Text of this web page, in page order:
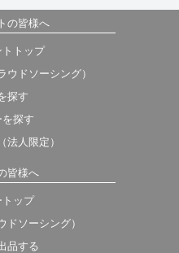
の皆様へ
トップ
ウドソーシング）
探す
探す
法人限定）
皆様へ
トップ
ドソーシング）
品する